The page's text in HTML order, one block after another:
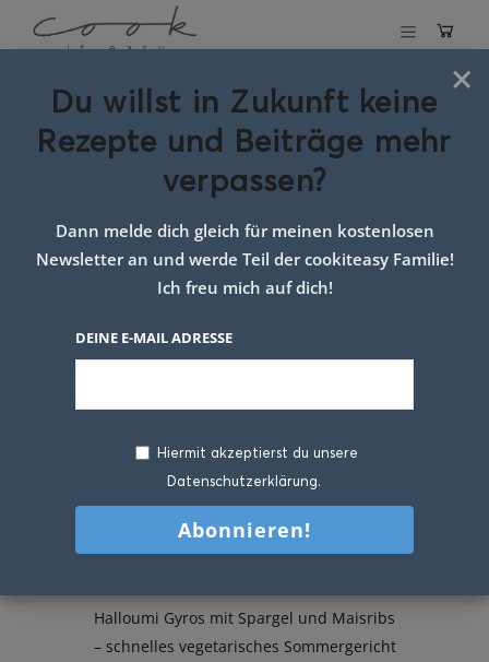
Schlagwort:
spargel rezept
sommer
Halloumi Gyros mit Spargel und Maisribs
– schnelles vegetarisches Sommergericht
×
Du willst in Zukunft keine
Rezepte und Beiträge mehr
verpassen?
Dann melde dich gleich für meinen kostenlosen
Newsletter an und werde Teil der cookiteasy Familie!
Ich freu mich auf dich!
DEINE E-MAIL ADRESSE
Hiermit akzeptierst du unsere
Datenschutzerklärung.